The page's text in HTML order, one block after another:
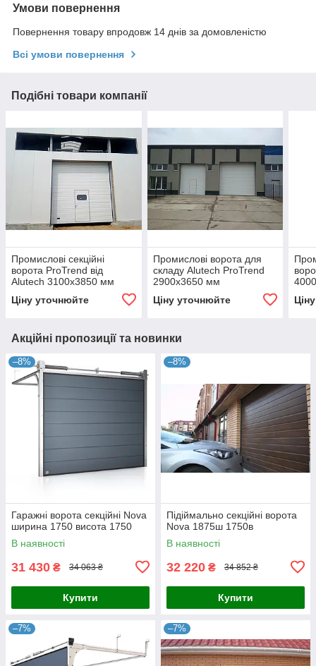
Умови повернення
Повернення товару впродовж 14 днів за домовленістю
Всі умови повернення
Подібні товари компанії
Промислові секційні
ворота ProTrend від
Alutech 3100х3850 мм
Ціну уточнюйте
Промислові ворота для
складу Alutech ProTrend
2900х3650 мм
Ціну уточнюйте
Акційні пропозиції та новинки
–8%
Гаражні ворота секційні Nova
ширина 1750 висота 1750
В наявності
31 430 ₴ 34 063 ₴
Купити
–8%
Підіймально секційні ворота
Nova 1875ш 1750в
В наявності
32 220 ₴ 34 852 ₴
Купити
–7% –7%